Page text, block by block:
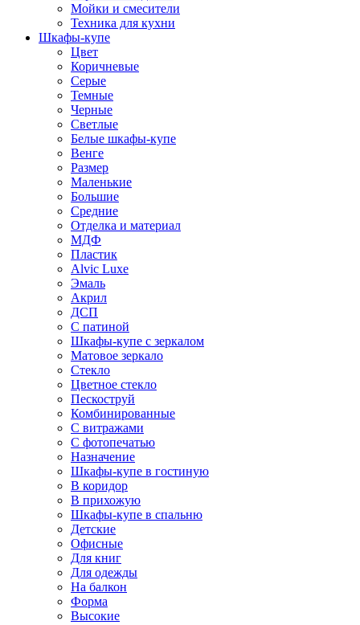
Мойки и смесители
Техника для кухни
Шкафы-купе
Цвет
Коричневые
Серые
Темные
Черные
Светлые
Белые шкафы-купе
Венге
Размер
Маленькие
Большие
Средние
Отделка и материал
МДФ
Пластик
Alvic Luxe
Эмаль
Акрил
ДСП
С патиной
Шкафы-купе с зеркалом
Матовое зеркало
Стекло
Цветное стекло
Пескоструй
Комбинированные
С витражами
С фотопечатью
Назначение
Шкафы-купе в гостиную
В коридор
В прихожую
Шкафы-купе в спальню
Детские
Офисные
Для книг
Для одежды
На балкон
Форма
Высокие